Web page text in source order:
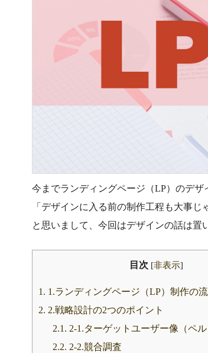
今までランディングページ（LP）のデザ
「デザインに入る前の制作工程も大事じ
と思いまして、今回はデザインの話は置
目次 [非表示]
1. 1.ランディングページ（LP）制作の
2. 2.戦略設計の2つのポイント
2.1. 2-1.ターゲットユーザー像（ペ
2.2. 2-2.競合調査